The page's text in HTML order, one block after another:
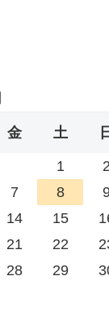
金 土
1
7 8
14 15
21 22
28 29